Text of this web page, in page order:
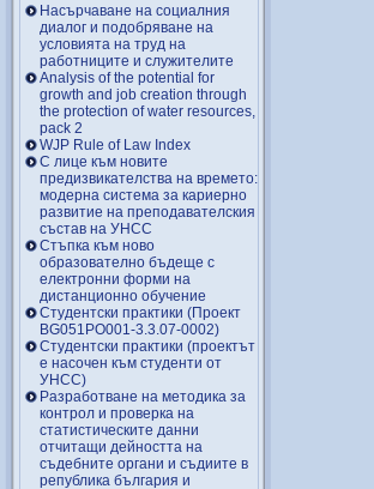
Насърчаване на социалния
диалог и подобряване на
условията на труд на
работниците и служителите
Analysis of the potential for
growth and job creation through
the protection of water resources,
pack 2
WJP Rule of Law Index
С лице към новите
предизвикателства на времето:
модерна система за кариерно
развитие на преподавателския
състав на УНСС
Стъпка към ново
образователно бъдеще с
електронни форми на
дистанционно обучение
Студентски практики (Проект
BG051PO001-3.3.07-0002)
Студентски практики (проектът
е насочен към студенти от
УНСС)
Разработване на методика за
контрол и проверка на
статистическите данни
отчитащи дейността на
съдебните органи и съдиите в
република българия и